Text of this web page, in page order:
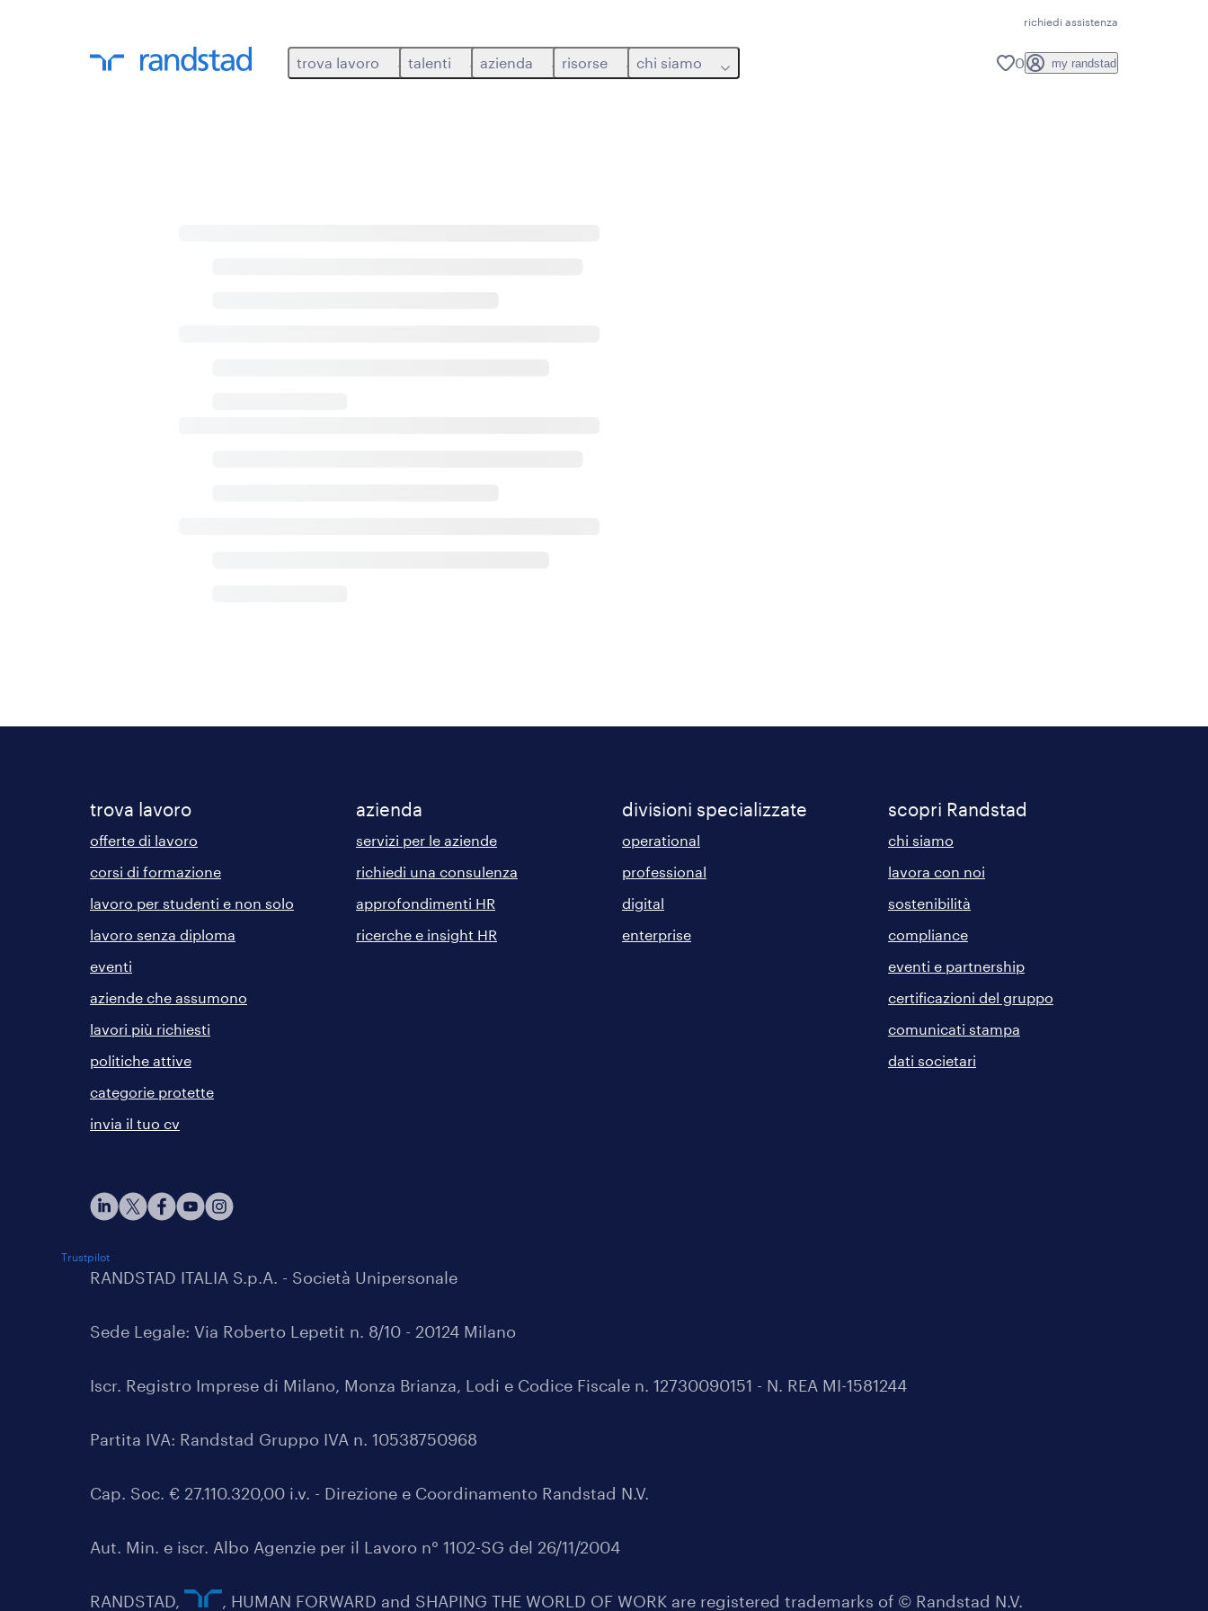
richiedi assistenza
trova lavoro talenti azienda risorse chi siamo 0 my randstad
trova lavoro
offerte di lavoro
corsi di formazione
lavoro per studenti e non solo
lavoro senza diploma
eventi
aziende che assumono
lavori più richiesti
politiche attive
categorie protette
invia il tuo cv
azienda
servizi per le aziende
richiedi una consulenza
approfondimenti HR
ricerche e insight HR
divisioni specializzate
operational
professional
digital
enterprise
scopri Randstad
chi siamo
lavora con noi
sostenibilità
compliance
eventi e partnership
certificazioni del gruppo
comunicati stampa
dati societari
Trustpilot
RANDSTAD ITALIA S.p.A. - Società Unipersonale
Sede Legale: Via Roberto Lepetit n. 8/10 - 20124 Milano
Iscr. Registro Imprese di Milano, Monza Brianza, Lodi e Codice Fiscale n. 12730090151 - N. REA MI-1581244
Partita IVA: Randstad Gruppo IVA n. 10538750968
Cap. Soc. € 27.110.320,00 i.v. - Direzione e Coordinamento Randstad N.V.
Aut. Min. e iscr. Albo Agenzie per il Lavoro n° 1102-SG del 26/11/2004
RANDSTAD, , HUMAN FORWARD and SHAPING THE WORLD OF WORK are registered trademarks of © Randstad N.V.